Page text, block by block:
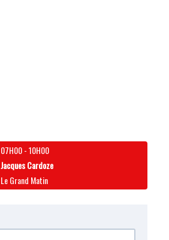
07H00-10H00
Jacques Cardoze
Le Grand Matin